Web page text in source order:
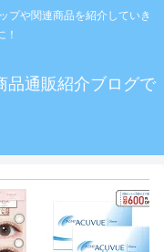
プや関連商品を紹介していき
！
品通販紹介ブログで